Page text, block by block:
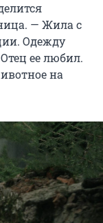
— Жила с
Одежду
ее любил.
на